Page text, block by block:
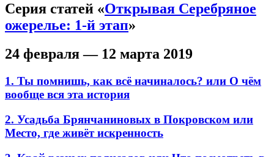
Серия статей «Открывая Серебряное
ожерелье: 1-й этап»
24 февраля — 12 марта 2019
1. Ты помнишь, как всё начиналось? или О чём
вообще вся эта история
2. Усадьба Брянчаниновых в Покровском или
Место, где живёт искренность